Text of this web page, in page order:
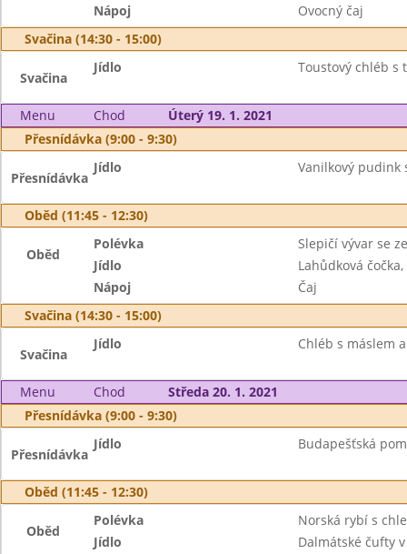
Nápoj
Ovocný čaj
Svačina (14:30 - 15:00)
Svačina
Jídlo Toustový chléb s
Menu Chod
Úterý 19. 1. 2021
Přesnídávka (9:00 - 9:30)
Přesnídávka
Jídlo Vanilkový pudink
Oběd (11:45 - 12:30)
Oběd
Polévka
Slepičí vývar se
Jídlo
Lahůdková
Nápoj
Čaj
Svačina (14:30 - 15:00)
Svačina
Jídlo Chléb s máslem
Menu Chod
Středa 20. 1. 2021
Přesnídávka (9:00 - 9:30)
Přesnídávka
Jídlo Budapešťská
Oběd (11:45 - 12:30)
Oběd
Polévka
Norská rybí s
Jídlo
Dalmátské čufty